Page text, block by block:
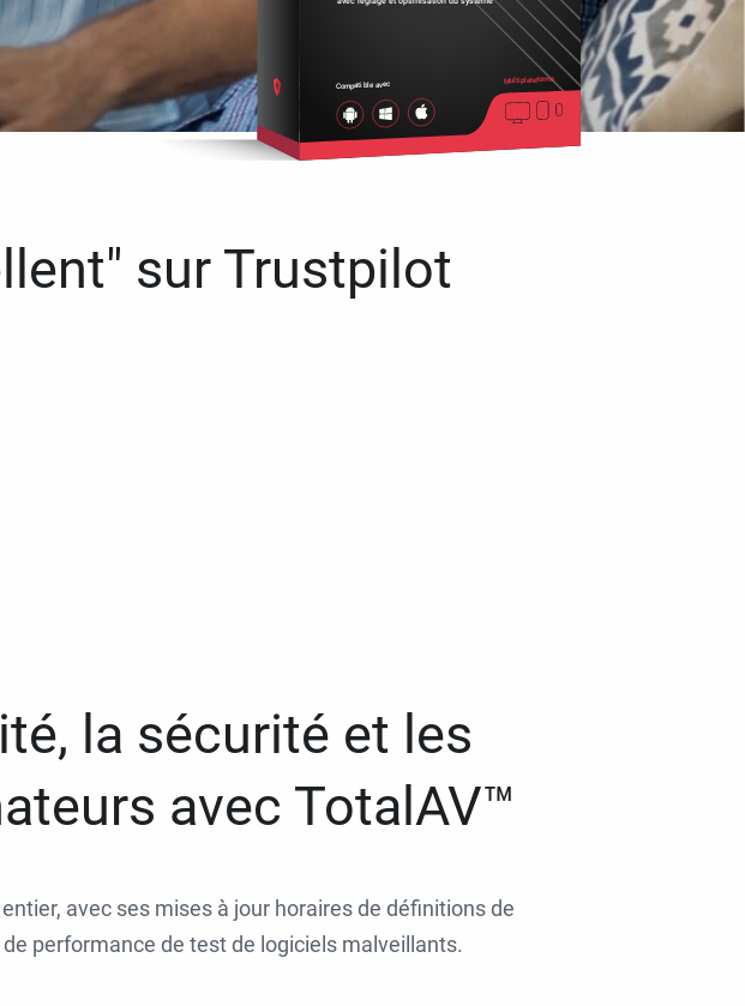
Compatible avec Multiplateforme
sur Trustpilot
la sécurité et les
avec TotalAV™
avec ses mises à jour horaires de définitions de
performance de test de logiciels malveillants.